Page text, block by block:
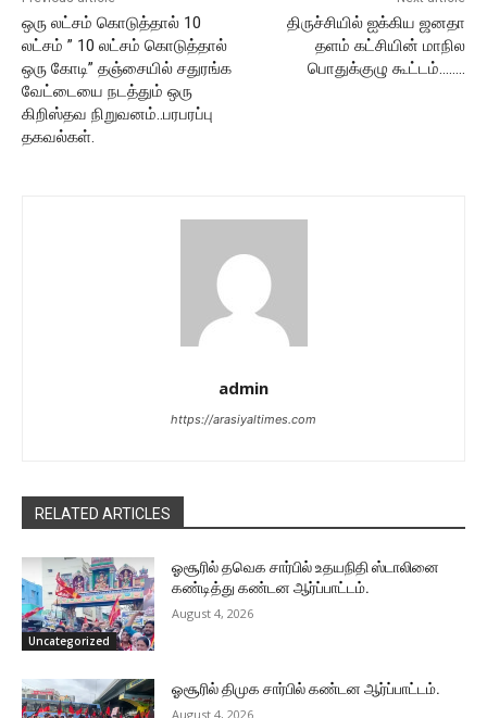
ஒரு லட்சம் கொடுத்தால் 10
லட்சம் ” 10 லட்சம் கொடுத்தால்
ஒரு கோடி” தஞ்சையில் சதுரங்க
வேட்டையை நடத்தும் ஒரு
கிறிஸ்தவ நிறுவனம்..பரபரப்பு
தகவல்கள்.
திருச்சியில் ஐக்கிய ஜனதா
தளம் கட்சியின் மாநில
பொதுக்குழு கூட்டம்……..
admin
https://arasiyaltimes.com
RELATED ARTICLES
Uncategorized
ஓசூரில் தவெக சார்பில் உதயநிதி ஸ்டாலினை
கண்டித்து கண்டன ஆர்ப்பாட்டம்.
August 4, 2026
ஓசூரில் திமுக சார்பில் கண்டன ஆர்ப்பாட்டம்.
August 4, 2026